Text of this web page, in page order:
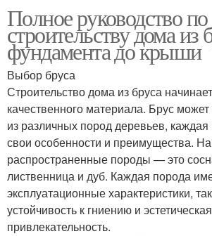
Полное руководство по
строительству дома из
фундамента до крыши
Выбор бруса
Строительство дома из бруса
качественного материала. Брус
из различных пород деревьев, каждая
свои особенности и преимущества.
распространенные породы — это
лиственница и дуб. Каждая порода
эксплуатационные характеристики,
устойчивость к гниению и эстетическая
привлекательность.